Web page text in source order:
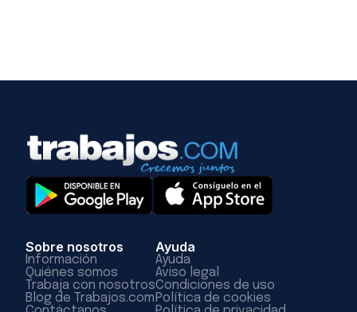
Sobre nosotros
Información
Quiénes somos
Trabaja con nosotros
Blog de Trabajos.com
Ayuda
Ayuda
Aviso legal
Condiciones de uso
Política de cookies